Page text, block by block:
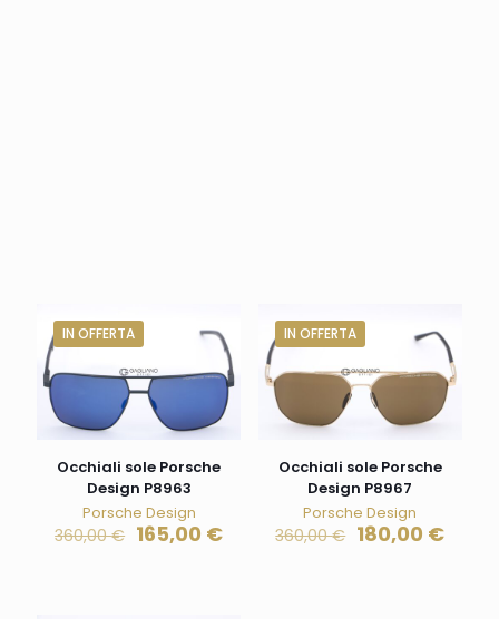
IN OFFERTA
Occhiali sole Porsche
Design P8963
Porsche Design
360,00€ 165,00 €
IN OFFERTA
Occhiali sole Porsche
Design P8967
Porsche Design
360,00€ 180,00 €